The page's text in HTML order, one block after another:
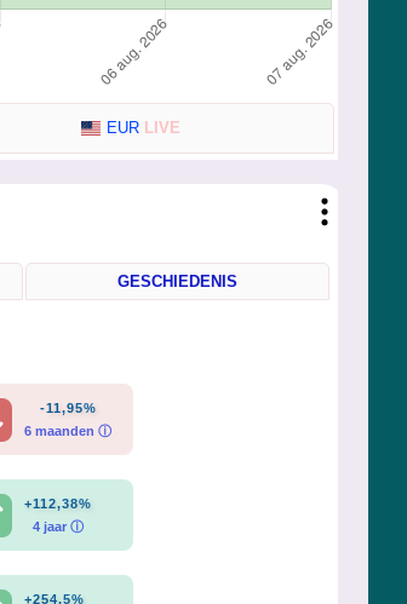
EUR LIVE
GESCHIEDENIS
-11,95%
6 maanden ⓘ
+112,38%
4 jaar ⓘ
+254,5%